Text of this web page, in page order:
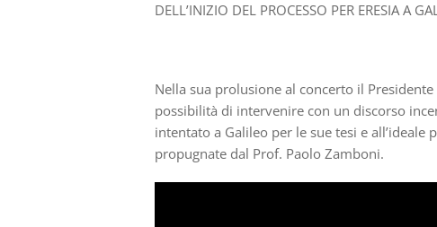
DELL’INIZIO DEL PROCESSO PER ERESIA A
Nella sua prolusione al concerto il
possibilità di intervenire con un discorso
intentato a Galileo per le sue tesi e
propugnate dal Prof. Paolo Zamboni.